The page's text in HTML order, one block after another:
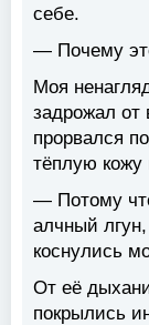
себе.
— Почему
Моя
задрожал
прорвался
тёплую
— Потому
алчный
коснулись
От её
покрылись